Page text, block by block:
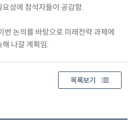
성에 참석자들이 공감함.
번 논의를 바탕으로 미래전략 과제에
나갈 계획임.
목록보기